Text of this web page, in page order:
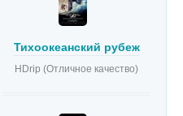
Пасо
Тихоокеанский рубеж
HDrip (Отличное качество)